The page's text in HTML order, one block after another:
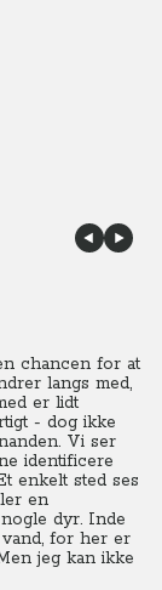
chancen for at
langs med,
er lidt
- dog ikke
Vi ser
identificere
enkelt sted ses
en
dyr. Inde
for her er
jeg kan ikke